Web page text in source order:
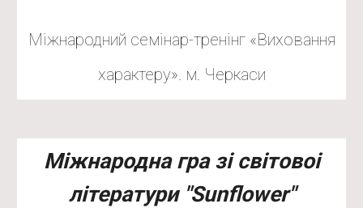
Міжнародний семінар-тренінг «Виховання
характеру». м. Черкаси
Мiжнародна гра зi свiтовоi
лiтератури "Sunflower"